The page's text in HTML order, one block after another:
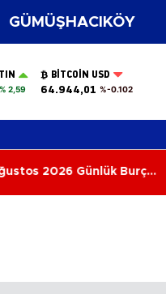
GÜMÜŞHACIKÖY
% 2,59
BITCOIN USD
64.944,01 %-0.102
2026 Günlük Burç